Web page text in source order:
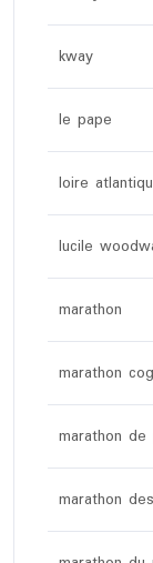
kway
le pape
loire
lucile
marathon
marathon
marathon de
marathon